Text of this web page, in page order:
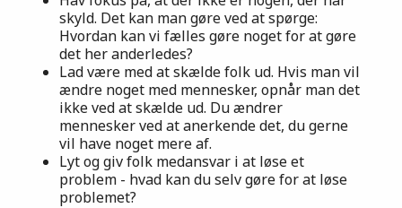
skyld. Det kan man gøre ved at spørge:
Hvordan kan vi fælles gøre noget for at gøre
det her anderledes?
Lad være med at skælde folk ud. Hvis man vil
ændre noget med mennesker, opnår man det
ikke ved at skælde ud. Du ændrer
mennesker ved at anerkende det, du gerne
vil have noget mere af.
Lyt og giv folk medansvar i at løse et
problem - hvad kan du selv gøre for at løse
problemet?